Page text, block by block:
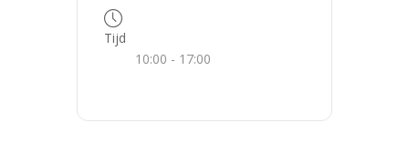
Tijd
10:00 - 17:00